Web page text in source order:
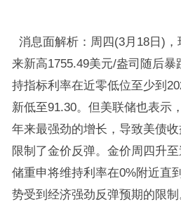
消息面解析：周四(3月18日)，
来新高1755.49美元/盎司随后
持指标利率在近零低位至少到
新低至91.30。但美联储也表示
年来最强劲的增长，导致美债收
限制了金价反弹。金价周四升
储重申将维持利率在0%附近直
势受到经济强劲反弹预期的限